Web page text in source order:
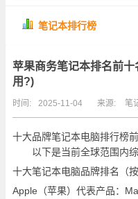
笔记本排行榜
苹果商务笔记本排名前
用?)
时间: 2025-11-04 来源: 笔
十大品牌笔记本电脑排行榜
以下是当前全球范围内
十大笔记本电脑品牌排名（
Apple（苹果）代表产品：